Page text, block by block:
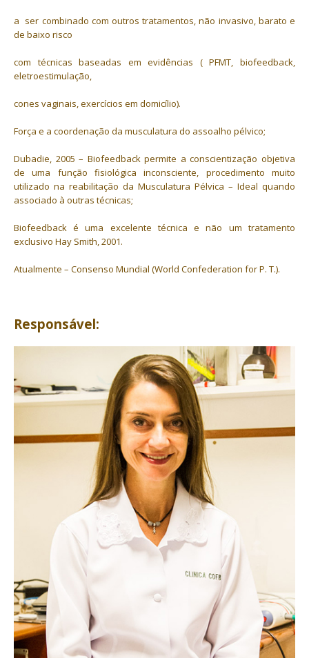
a ser combinado com outros tratamentos, não invasivo, barato e
de baixo risco
com técnicas baseadas em evidências ( PFMT, biofeedback,
eletroestimulação,
cones vaginais, exercícios em domicílio).
Força e a coordenação da musculatura do assoalho pélvico;
Dubadie, 2005 – Biofeedback permite a conscientização objetiva
de uma função fisiológica inconsciente, procedimento muito
utilizado na reabilitação da Musculatura Pélvica – Ideal quando
associado à outras técnicas;
Biofeedback é uma excelente técnica e não um tratamento
exclusivo Hay Smith, 2001.
Atualmente – Consenso Mundial (World Confederation for P. T.).
Responsável: